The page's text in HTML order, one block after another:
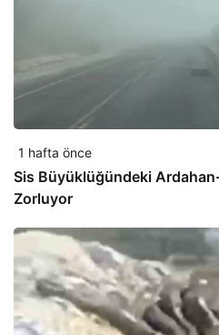
1 hafta önce
Sis Büyüklüğündeki Ardahan-
Zorluyor